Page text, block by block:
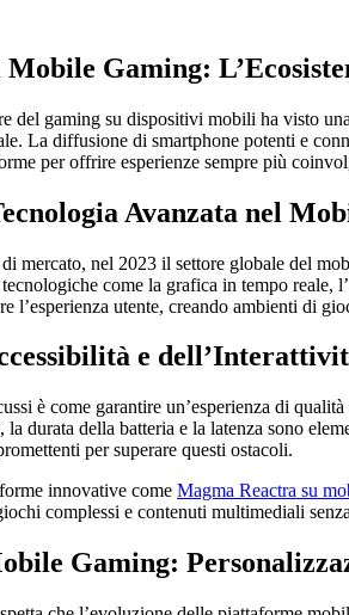
Gaming:
del gaming su dispositivi mobili ha visto
La diffusione di smartphone potenti e
per offrire esperienze sempre più
Avanzata nel
mercato, nel 2023 il settore globale del
come la grafica in tempo
l’esperienza utente, creando ambienti di
e
è come garantire un’esperienza di
durata della batteria e la latenza sono
per superare questi ostacoli.
innovative come Magma Reactra su
complessi e contenuti multimediali
Gaming: